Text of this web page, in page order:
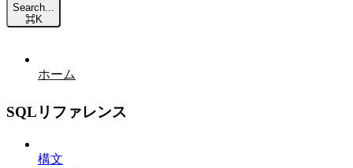
Search...
⌘K
ホーム
SQLリファレンス
構文